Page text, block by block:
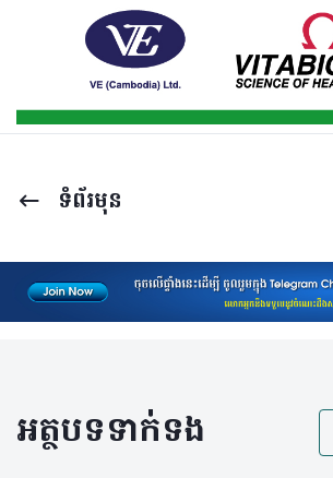
ទំព័រ​មុន
អត្ថបទទាក់ទង